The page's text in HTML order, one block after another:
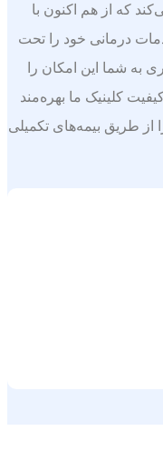
که از هم اکنون با
درمانی خود را تحت
به شما این امکان را
کلینیک ما بهره‌مند
از طریق بیمه‌های تکمیلی